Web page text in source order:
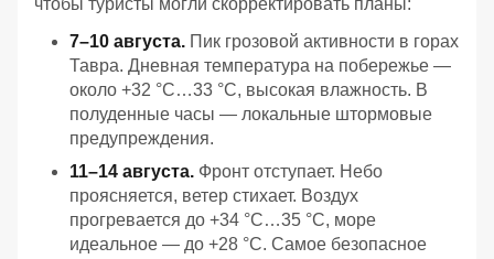
чтобы туристы могли скорректировать планы:
7–10 августа. Пик грозовой активности в горах
Тавра. Дневная температура на побережье —
около +32 °C…33 °C, высокая влажность. В
полуденные часы — локальные штормовые
предупреждения.
11–14 августа. Фронт отступает. Небо
проясняется, ветер стихает. Воздух
прогревается до +34 °C…35 °C, море
идеальное — до +28 °C. Самое безопасное